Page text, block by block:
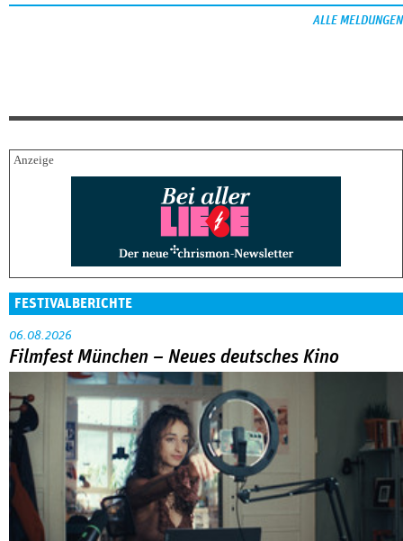
ALLE MELDUNGEN
FESTIVALBERICHTE
06.08.2026
Filmfest München – Neues deutsches Kino